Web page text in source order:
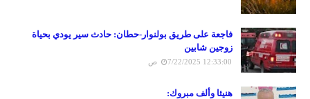
فاجعة على طريق بولنوار-حطان: حادث سير يودي بحياة
زوجين شابين
7/22/2025 12:33:00 ص
هنيئا وألف مبروك: